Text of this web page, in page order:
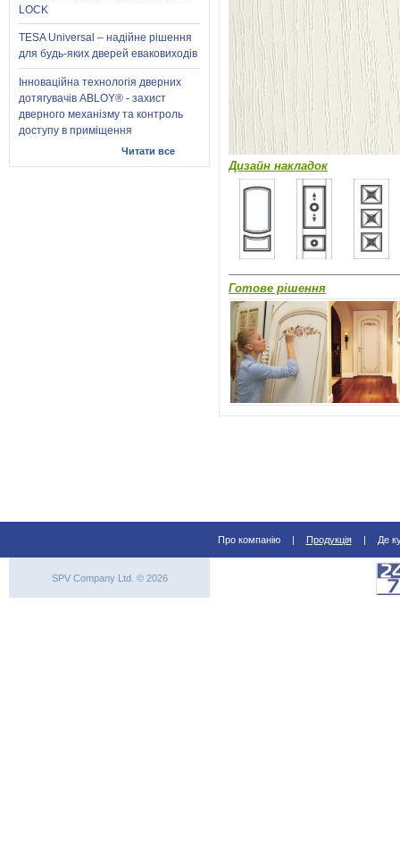
Дизайн накладок
Готове рішення
LOCK
TESA Universal – надійне рішення
для будь-яких дверей еваковиходів
Інноваційна технологія дверних
дотягувачів ABLOY® - захист
дверного механізму та контроль
доступу в приміщення
Читати все
Про компанію | Продукція | Де
SPV Company Ltd. © 2026